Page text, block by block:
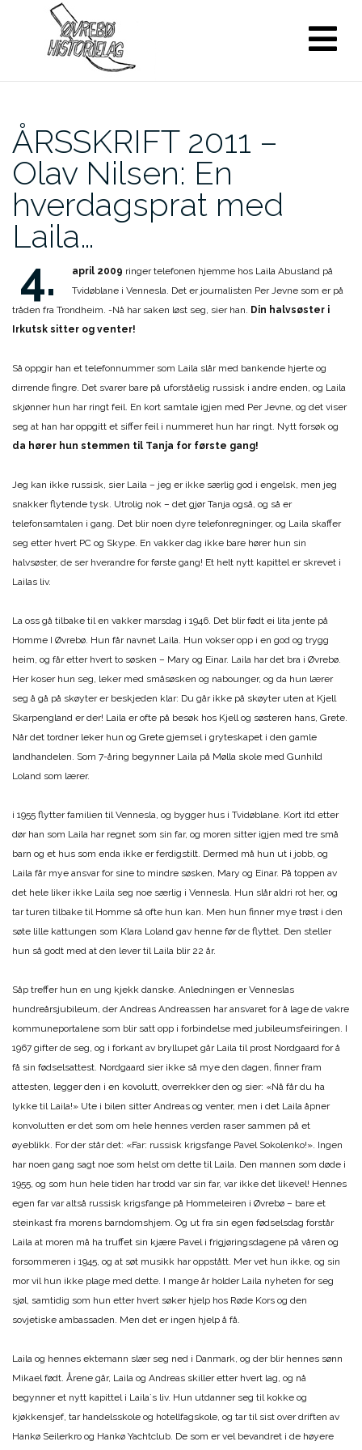
ÅRSSKRIFT 2011 –
Olav Nilsen: En
hverdagsprat med
Laila…
4. april 2009 ringer telefonen hjemme hos Laila Abusland på
Tvidøblane i Vennesla. Det er journalisten Per Jevne som er på
tråden fra Trondheim. -Nå har saken løst seg, sier han. Din halvsøster i
Irkutsk sitter og venter!
Så oppgir han et telefonnummer som Laila slår med bankende hjerte og
dirrende fingre. Det svarer bare på uforståelig russisk i andre enden, og Laila
skjønner hun har ringt feil. En kort samtale igjen med Per Jevne, og det viser
seg at han har oppgitt et siffer feil i nummeret hun har ringt. Nytt forsøk og
da hører hun stemmen til Tanja for første gang!
Jeg kan ikke russisk, sier Laila – jeg er ikke særlig god i engelsk, men jeg
snakker flytende tysk. Utrolig nok – det gjør Tanja også, og så er
telefonsamtalen i gang. Det blir noen dyre telefonregninger, og Laila skaffer
seg etter hvert PC og Skype. En vakker dag ikke bare hører hun sin
halvsøster, de ser hverandre for første gang! Et helt nytt kapittel er skrevet i
Lailas liv.
La oss gå tilbake til en vakker marsdag i 1946. Det blir født ei lita jente på
Homme I Øvrebø. Hun får navnet Laila. Hun vokser opp i en god og trygg
heim, og får etter hvert to søsken – Mary og Einar. Laila har det bra i Øvrebø.
Her koser hun seg, leker med småsøsken og nabounger, og da hun lærer
seg å gå på skøyter er beskjeden klar: Du går ikke på skøyter uten at Kjell
Skarpengland er der! Laila er ofte på besøk hos Kjell og søsteren hans, Grete.
Når det tordner leker hun og Grete gjemsel i gryteskapet i den gamle
landhandelen. Som 7-åring begynner Laila på Mølla skole med Gunhild
Loland som lærer.
i 1955 flytter familien til Vennesla, og bygger hus i Tvidøblane. Kort itd etter
dør han som Laila har regnet som sin far, og moren sitter igjen med tre små
barn og et hus som enda ikke er ferdigstilt. Dermed må hun ut i jobb, og
Laila får mye ansvar for sine to mindre søsken, Mary og Einar. På toppen av
det hele liker ikke Laila seg noe særlig i Vennesla. Hun slår aldri rot her, og
tar turen tilbake til Homme så ofte hun kan. Men hun finner mye trøst i den
søte lille kattungen som Klara Loland gav henne før de flyttet. Den steller
hun så godt med at den lever til Laila blir 22 år.
Såp treffer hun en ung kjekk danske. Anledningen er Venneslas
hundreårsjubileum, der Andreas Andreassen har ansvaret for å lage de vakre
kommuneportalene som blir satt opp i forbindelse med jubileumsfeiringen. I
1967 gifter de seg, og i forkant av bryllupet går Laila til prost Nordgaard for å
få sin fødselsattest. Nordgaard sier ikke så mye den dagen, finner fram
attesten, legger den i en kovolutt, overrekker den og sier: «Nå får du ha
lykke til Laila!» Ute i bilen sitter Andreas og venter, men i det Laila åpner
konvolutten er det som om hele hennes verden raser sammen på et
øyeblikk. For der står det: «Far: russisk krigsfange Pavel Sokolenko!». Ingen
har noen gang sagt noe som helst om dette til Laila. Den mannen som døde i
1955, og som hun hele tiden har trodd var sin far, var ikke det likevel! Hennes
egen far var altså russisk krigsfange på Hommeleiren i Øvrebø – bare et
steinkast fra morens barndomshjem. Og ut fra sin egen fødselsdag forstår
Laila at moren må ha truffet sin kjære Pavel i frigjøringsdagene på våren og
forsommeren i 1945, og at søt musikk har oppstått. Mer vet hun ikke, og sin
mor vil hun ikke plage med dette. I mange år holder Laila nyheten for seg
sjøl, samtidig som hun etter hvert søker hjelp hos Røde Kors og den
sovjetiske ambassaden. Men det er ingen hjelp å få.
Laila og hennes ektemann slær seg ned i Danmark, og der blir hennes sønn
Mikael født. Årene går, Laila og Andreas skiller etter hvert lag, og nå
begynner et nytt kapittel i Laila`s liv. Hun utdanner seg til kokke og
kjøkkensjef, tar handelsskole og hotellfagskole, og tar til sist over driften av
Hankø Seilerkro og Hankø Yachtclub. De som er vel bevandret i de høyere